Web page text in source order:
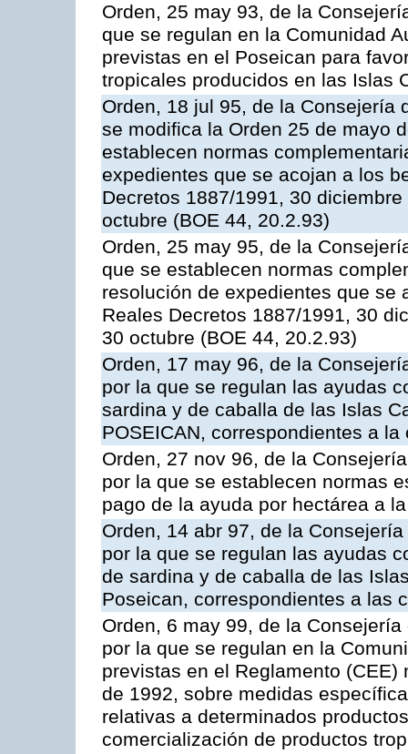
Orden, 25 may 93, de la
que se regulan en la Comunidad
previstas en el Poseican para
tropicales producidos en las Islas
Orden, 18 jul 95, de la Consejería
se modifica la Orden 25 de mayo
establecen normas
expedientes que se acojan a los
Decretos 1887/1991, 30
octubre (BOE 44, 20.2.93)
Orden, 25 may 95, de la
que se establecen normas
resolución de expedientes que se
Reales Decretos 1887/1991, 30
30 octubre (BOE 44, 20.2.93)
Orden, 17 may 96, de la
por la que se regulan las ayudas
sardina y de caballa de las Islas
POSEICAN, correspondientes a
Orden, 27 nov 96, de la
por la que se establecen normas
pago de la ayuda por hectárea a
Orden, 14 abr 97, de la
por la que se regulan las ayudas
de sardina y de caballa de las
Poseican, correspondientes a las
Orden, 6 may 99, de la
por la que se regulan en la
previstas en el Reglamento
de 1992, sobre medidas
relativas a determinados
comercialización de productos